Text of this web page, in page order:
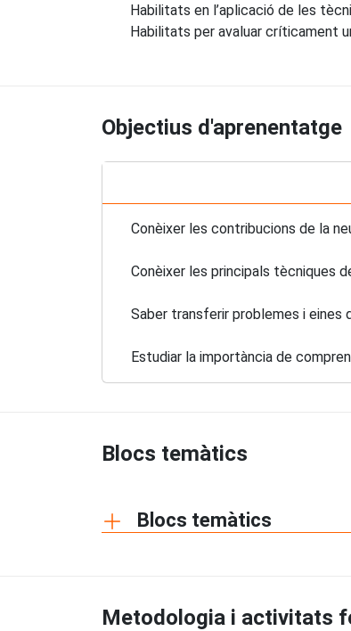
Habilitats en l’aplicació de les
Habilitats per avaluar críticament
Objectius d'aprenentatge
Conèixer les contribucions de la
Conèixer les principals tècniques
Saber transferir problemes i eines
Estudiar la importància de
Blocs temàtics
Blocs temàtics
Metodologia i activitats